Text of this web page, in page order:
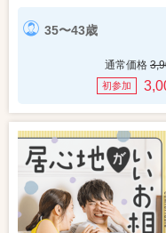
35〜43歳
通常価格
初参加